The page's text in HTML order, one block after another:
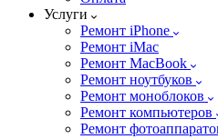
Услуги
Ремонт iPhone
Ремонт iMac
Ремонт MacBook
Ремонт ноутбуков
Ремонт моноблоков
Ремонт компьютеров
Ремонт